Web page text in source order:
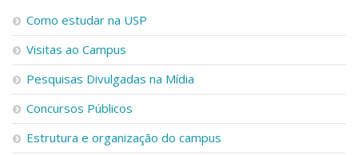
Como estudar na USP
Visitas ao Campus
Pesquisas Divulgadas na Mídia
Concursos Públicos
Estrutura e organização do campus